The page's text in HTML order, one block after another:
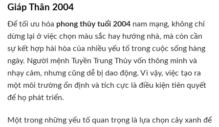
Giáp Thân 2004
Để tối ưu hóa phong thủy tuổi 2004 nam mạng, không chỉ
dừng lại ở việc chọn màu sắc hay hướng nhà, mà còn cần
sự kết hợp hài hòa của nhiều yếu tố trong cuộc sống hàng
ngày. Người mệnh Tuyền Trung Thủy vốn thông minh và
nhạy cảm, nhưng cũng dễ bị dao động. Vì vậy, việc tạo ra
một môi trường ổn định và tích cực là điều kiện tiên quyết
để họ phát triển.
Một trong những yếu tố quan trọng là lựa chọn cây xanh để